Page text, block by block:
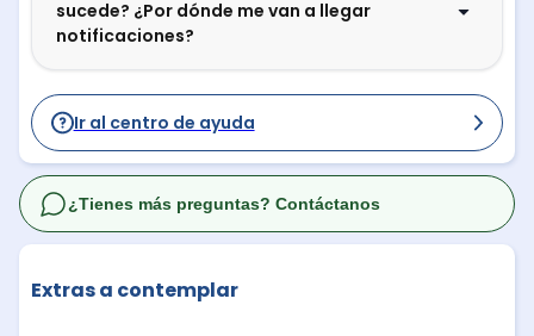
sucede? ¿Por dónde me van a llegar
notificaciones?
Ir al centro de ayuda
Extras a contemplar
¿Tienes más preguntas? Contáctanos